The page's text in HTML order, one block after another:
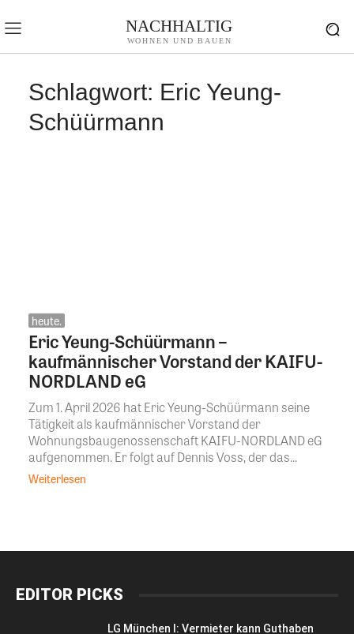
NACHHALTIG
WOHNEN UND BAUEN
Schlagwort: Eric Yeung-
Schüürmann
heute.
Eric Yeung-Schüürmann –
kaufmännischer Vorstand der KAIFU-
NORDLAND eG
Zum 1. April 2026 hat Eric Yeung-Schüürmann seine
Tätigkeit als kaufmännischer Vorstand der
Wohnungsbaugenossenschaft KAIFU-NORDLAND eG
aufgenommen. Er folgt auf Dennis Voss, der das...
Weiterlesen
EDITOR PICKS
LG München I: Vermieter kann Guthaben